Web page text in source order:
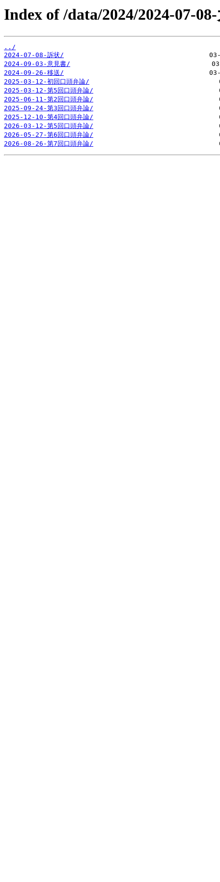
Index of /data/2024/2024-07-
../
2024-07-08-訴状/
2024-09-03-意見書/
2024-09-26-移送/
2025-03-12-初回口頭弁論/
2025-03-12-第5回口頭弁論/
2025-06-11-第2回口頭弁論/
2025-09-24-第3回口頭弁論/
2025-12-10-第4回口頭弁論/
2026-03-12-第5回口頭弁論/
2026-05-27-第6回口頭弁論/
2026-08-26-第7回口頭弁論/